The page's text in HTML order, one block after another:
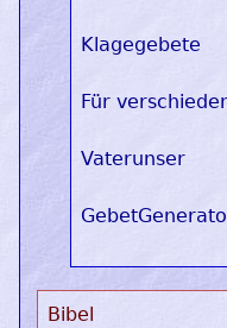
Klagegebete
Für
Vaterunser
Bibel